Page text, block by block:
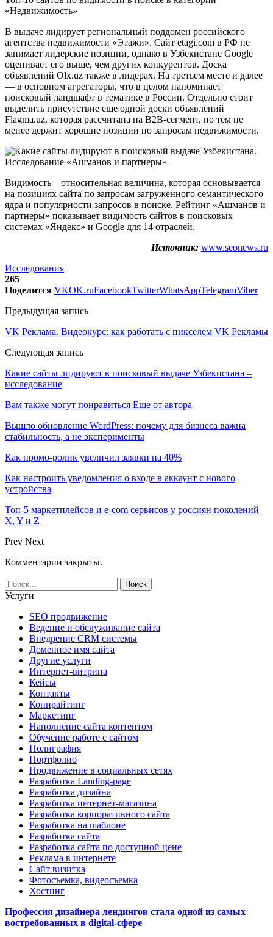
«Недвижимость»
В выдаче лидирует региональный поддомен российского
агентства недвижимости «Этажи». Сайт etagi.com в РФ не
занимает лидерские позиции, однако в Узбекистане Google
оценивает его выше, чем других конкурентов. Доска
объявлений Olx.uz также в лидерах. На третьем месте и далее
— в основном агрегаторы, что в целом напоминает
поисковый ландшафт в тематике в России. Отдельно стоит
выделить присутствие еще одной доски объявлений
Flagma.uz, которая рассчитана на B2B-сегмент, но тем не
менее держит хорошие позиции по запросам недвижимости.
Видимость – относительная величина, которая основывается
на позициях сайта по запросам загруженного семантического
ядра и популярности запросов в поиске. Рейтинг «Ашманов и
партнеры» показывает видимость сайтов в поисковых
системах «Яндекс» и Google для 14 отраслей.
Источник: www.seonews.ru
Исследования
265
Поделится VKOK.ruFacebookTwitterWhatsAppTelegramViber
Предыдущая запись
VK Реклама. Видеокурс: как работать с пикселем VK Рекламы
Следующая запись
Какие сайты лидируют в поисковый выдаче Узбекистана –
исследование
Вам также могут понравиться Еще от автора
Вышло обновление WordPress: почему для бизнеса важна
стабильность, а не эксперименты
Как промо-ролик увеличил заявки на 40%
Как настроить уведомления о входе в аккаунт с нового
устройства
Топ-5 маркетплейсов и e-com сервисов у россиян поколений
X, Y и Z
Prev Next
Комментарии закрыты.
Услуги
SEO продвижение
Ведение и обслуживание сайта
Внедрение CRM системы
Доменное имя сайта
Другие услуги
Интернет-витрина
Кейсы
Контакты
Копирайтинг
Маркетинг
Наполнение сайта контентом
Обучение работе с сайтом
Полиграфия
Портфолио
Продвижение в социальных сетях
Разработка Landing-page
Разработка дизайна
Разработка интернет-магазина
Разработка корпоративного сайта
Разработка на шаблоне
Разработка сайта
Разработка сайта по доступной цене
Реклама в интернете
Сайт визитка
Фотосъемка, видеосъемка
Хостинг
Профессия дизайнера лендингов стала одной из самых
востребованных в digital-сфере